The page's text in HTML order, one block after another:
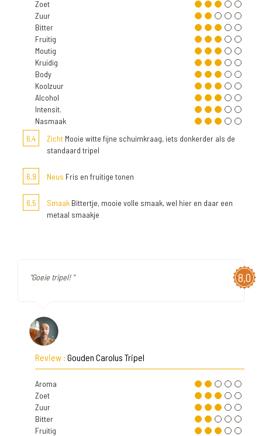
Zoet
Zuur
Bitter
Fruitig
Moutig
Kruidig
Body
Koolzuur
Alcohol
Intensit.
Nasmaak
6,4
Zicht Mooie witte fijne schuimkraag, iets donkerder als de
standaard tripel
6,9 Neus Fris en fruitige tonen
6,5 Smaak Bittertje, mooie volle smaak, wel hier en daar een
metaal smaakje
8,0
"Goeie tripel! "
Review : Gouden Carolus Tripel
Aroma
Zoet
Zuur
Bitter
Fruitig